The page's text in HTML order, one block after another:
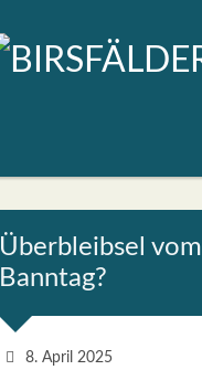
Über­bleib­sel vom
Bann­tag?
8. April 2025